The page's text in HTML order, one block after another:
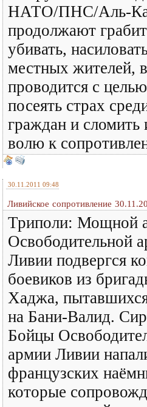
НАТО/ПНС/Аль-
продолжают
убивать,
местных жителей,
проводится с целью
посеять страх
граждан и сломить
волю к
30.11.2011 09:48
Ливийское сопротивление
Триполи: Мощной
Освободительной
Ливии подвергся
боевиков из
Хаджа,
на Бани-Валид.
Бойцы
армии Ливии
французских
которые